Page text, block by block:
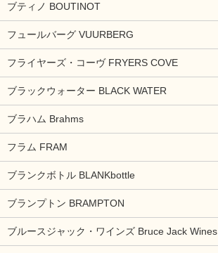
ブティノ BOUTINOT
フュールバーグ VUURBERG
フライヤーズ・コーヴ FRYERS COVE
ブラックウォーター BLACK WATER
ブラハム Brahms
フラム FRAM
ブランクボトル BLANKbottle
ブランプトン BRAMPTON
ブルースジャック・ワインズ Bruce Jack Wines